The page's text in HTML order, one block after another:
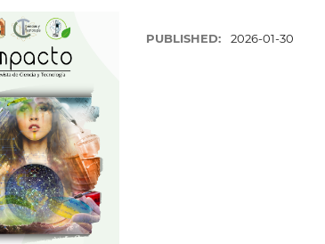
PUBLISHED: 2026-01-30